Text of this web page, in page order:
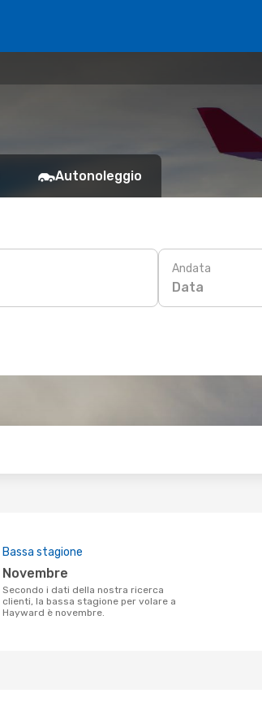
Autonoleggio
Andata
Data
Bassa stagione
novembre
Secondo i dati della nostra ricerca
clienti, la bassa stagione per volare a
Hayward è novembre.